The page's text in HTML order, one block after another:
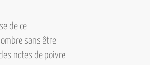
de ce
sans être
notes de poivre